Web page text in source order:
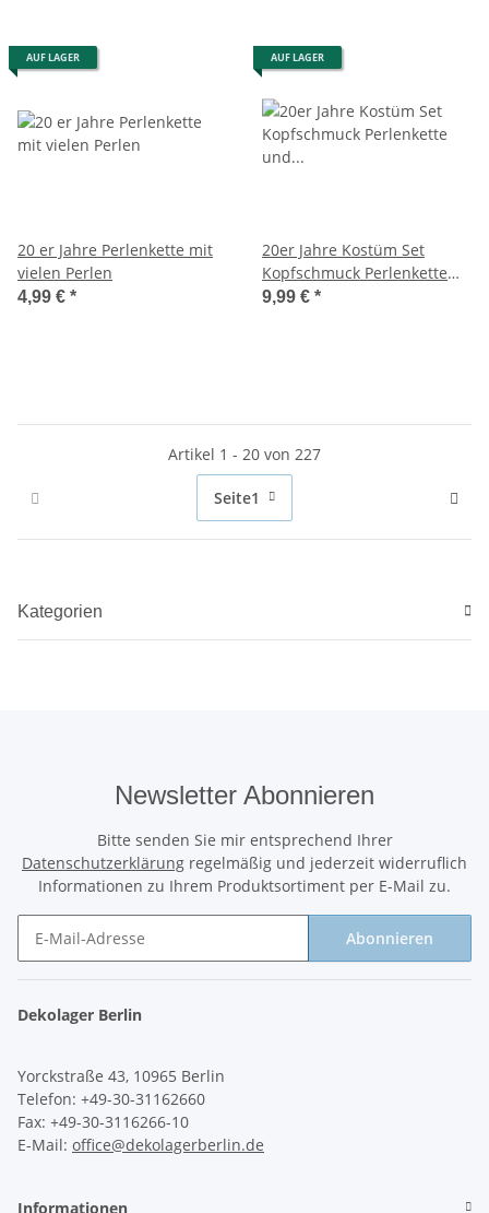
AUF LAGER
20 er Jahre Perlenkette mit
vielen Perlen
4,99 € *
AUF LAGER
20er Jahre Kostüm Set
Kopfschmuck Perlenkette
und Zigarettenhalter
9,99 € *
Artikel 1 - 20 von 227
Seite1
Kategorien
Newsletter Abonnieren
Bitte senden Sie mir entsprechend Ihrer
Datenschutzerklärung regelmäßig und jederzeit widerruflich
Informationen zu Ihrem Produktsortiment per E-Mail zu.
Abonnieren
Dekolager Berlin
Yorckstraße 43, 10965 Berlin
Telefon: +49-30-31162660
Fax: +49-30-3116266-10
E-Mail: office@dekolagerberlin.de
Informationen